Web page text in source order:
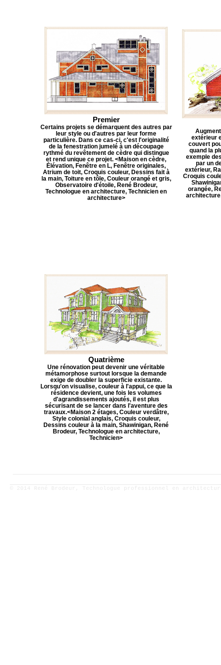
Premier
Certains projets se démarquent des autres par
leur style ou d'autres par leur forme
particulière. Dans ce cas-ci, c'est l'originalité
de la fenestration jumelé à un découpage
rythmé du revêtement de cèdre qui distingue
et rend unique ce projet. <Maison en cèdre,
Élévation, Fenêtre en L, Fenêtre originales,
Atrium de toit, Croquis couleur, Dessins fait à
la main, Toiture en tôle, Couleur orangé et gris,
Observatoire d'étoile, René Brodeur,
Technologue en architecture, Technicien en
architecture>
extérieur
couvert
quand la
exemple
par un
extérieur,
Croquis
orangée,
Quatrième
Une rénovation peut devenir une véritable
métamorphose surtout lorsque la demande
exige de doubler la superficie existante.
Lorsqu'on visualise, couleur à l'appui, ce que la
résidence devient, une fois les volumes
d'agrandissements ajoutés, il est plus
sécurisant de se lancer dans l'aventure des
travaux.<Maison 2 étages, Couleur verdâtre,
Style colonial anglais, Croquis couleur,
Dessins couleur à la main, Shawinigan, René
Brodeur, Technologue en architecture,
Technicien>